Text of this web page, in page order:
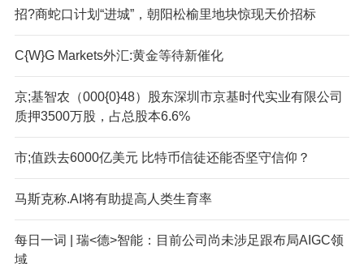
招?商蛇口计划“进城”，朝阳松榆里地块惊现天价招标
C{W}G Markets外汇:黄金等待新催化
京;基智农（000{0}48）股东深圳市京基时代实业有限公司
质押3500万股，占总股本6.6%
市;值跌去6000亿美元 比特币信徒还能否坚守信仰？
马斯克称.AI将有助提高人类生育率
每日一词 | 瑞<德>智能：目前公司尚未涉足跟布局AIGC领
域